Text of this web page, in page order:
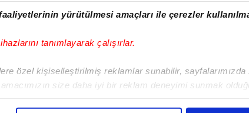
yürütülmesi amaçları ile çerezler
tanımlayarak çalışırlar.
özel kişiselleştirilmiş reklamlar sunabilir,
size daha iyi bir reklam deneyimi sunmak